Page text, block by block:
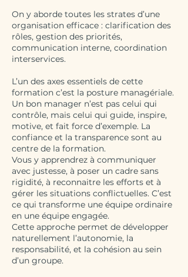
On y aborde toutes les strates d’une
organisation efficace : clarification des
rôles, gestion des priorités,
communication interne, coordination
interservices.
L’un des axes essentiels de cette
formation c’est la posture managériale.
Un bon manager n’est pas celui qui
contrôle, mais celui qui guide, inspire,
motive, et fait force d’exemple. La
confiance et la transparence sont au
centre de la formation.
Vous y apprendrez à communiquer
avec justesse, à poser un cadre sans
rigidité, à reconnaitre les efforts et à
gérer les situations conflictuelles. C’est
ce qui transforme une équipe ordinaire
en une équipe engagée.
Cette approche permet de développer
naturellement l’autonomie, la
responsabilité, et la cohésion au sein
d’un groupe.